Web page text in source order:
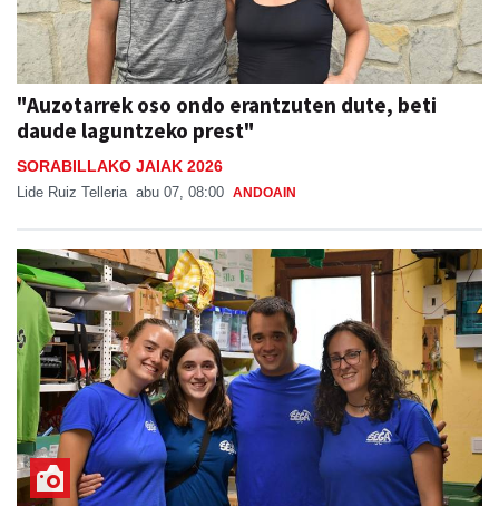
"Auzotarrek oso ondo erantzuten dute, beti
daude laguntzeko prest"
SORABILLAKO JAIAK 2026
Lide Ruiz Telleria abu 07, 08:00 ANDOAIN